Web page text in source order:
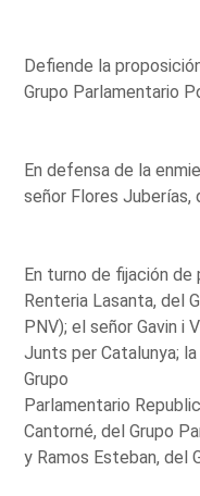
Defiende la
Grupo Parlamentario
En defensa de la
señor Flores Juberías,
En turno de fijación
Renteria Lasanta, del
PNV); el señor Gavin i
Junts per Catalunya;
Grupo
Parlamentario
Cantorné, del Grupo
y Ramos Esteban, del